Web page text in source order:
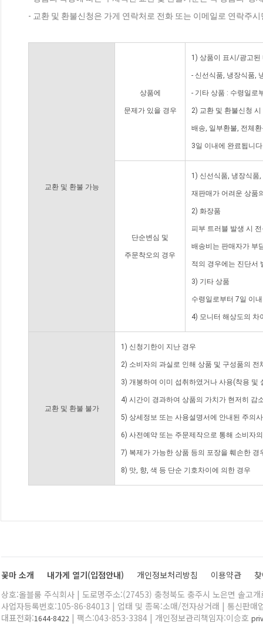
- 교환 및 환불신청은 가게 연락처로 전화 또는 이메일로 연락주
교환 및 환불 가능
상품에
문제가 있을 경우
1) 상품이 표시/광고된
- 신선식품, 냉장식품,
- 기타 상품 : 수령일로
2) 교환 및 환불신청
배송, 일부환불, 전체
3일 이내에 완료됩니
단순변심 및
주문착오의 경우
1) 신선식품, 냉장식품
재판매가 어려운 상품
2) 화장품
피부 트러블 발생 시
배송비는 판매자가 부
적의 경우에는 진단서
3) 기타 상품
수령일로부터 7일 이
4) 모니터 해상도의 차
교환 및 환불 불가
1) 신청기한이 지난 경우
2) 소비자의 과실로 인해 상품 및 구성품의
3) 개봉하여 이미 섭취하였거나 사용(착용 및
4) 시간이 경과하여 상품의 가치가 현저히 감
5) 상세정보 또는 사용설명서에 안내된 주의
6) 사전예약 또는 주문제작으로 통해 소비자
7) 복제가 가능한 상품 등의 포장을 훼손한 경
8) 맛, 향, 색 등 단순 기호차이에 의한 경우
꽃마 소개 내가게 열기(입점안내) 개인정보처리방침 이용약관
상호:올블룸 주식회사 | 도로명주소:(27453) 충청북도 충주시 노은면 솔고
사업자등록번호:105-86-84013 | 업태 및 종목:소매/전자상거래 | 통신판매
대표전화:1644-8422 | 팩스:043-853-3384 | 개인정보관리책임자:이승호